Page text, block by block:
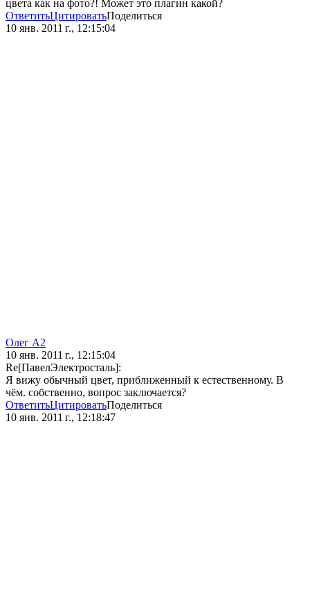
цвета как на фото?! Может это плагин какой?
ОтветитьЦитироватьПоделиться
10 янв. 2011 г., 12:15:04
Олег А2
10 янв. 2011 г., 12:15:04
Re[ПавелЭлектросталь]:
Я вижу обычный цвет, приближенный к естественному. В
чём. собственно, вопрос заключается?
ОтветитьЦитироватьПоделиться
10 янв. 2011 г., 12:18:47